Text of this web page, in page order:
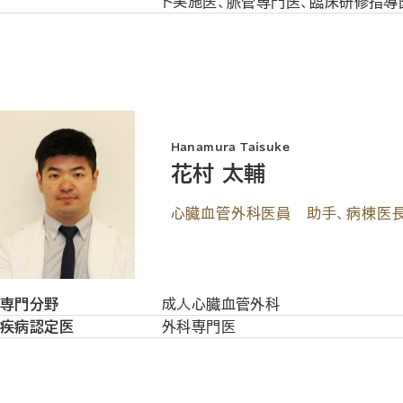
花村 太輔
Hanamura Taisuke
心臓血管外科医員 助手、病棟医
専門分野
成人心臓血管外科
疾病認定医
外科専門医